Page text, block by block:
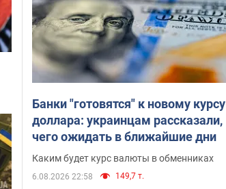
Банки "готовятся" к новому курсу
доллара: украинцам рассказали,
чего ожидать в ближайшие дни
Каким будет курс валюты в обменниках
6.08.2026 22:58 149,7 т.